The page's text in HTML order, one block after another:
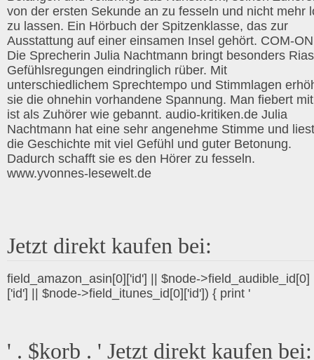
von der ersten Sekunde an zu fesseln und nicht mehr
zu lassen. Ein Hörbuch der Spitzenklasse, das zur
Ausstattung auf einer einsamen Insel gehört. COM-
Die Sprecherin Julia Nachtmann bringt besonders Rias
Gefühlsregungen eindringlich rüber. Mit
unterschiedlichem Sprechtempo und Stimmlagen
sie die ohnehin vorhandene Spannung. Man fiebert
ist als Zuhörer wie gebannt. audio-kritiken.de Julia
Nachtmann hat eine sehr angenehme Stimme und liest
die Geschichte mit viel Gefühl und guter Betonung.
Dadurch schafft sie es den Hörer zu fesseln.
www.yvonnes-lesewelt.de
Jetzt direkt kaufen bei:
field_amazon_asin[0]['id'] || $node->field_audible_id[0]
['id'] || $node->field_itunes_id[0]['id']) { print '
' . $korb . ' Jetzt direkt kaufen bei: